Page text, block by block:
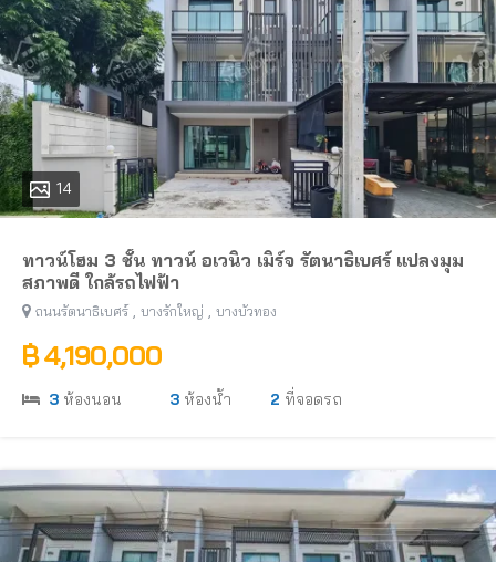
14
ทาวน์โฮม 3 ชั้น ทาวน์ อเวนิว เมิร์จ รัตนาธิเบศร์ แปลงมุม
สภาพดี ใกล้รถไฟฟ้า
ถนนรัตนาธิเบศร์ , บางรักใหญ่ , บางบัวทอง
฿ 4,190,000
3 ห้องนอน 3 ห้องน้ำ 2 ที่จอดรถ